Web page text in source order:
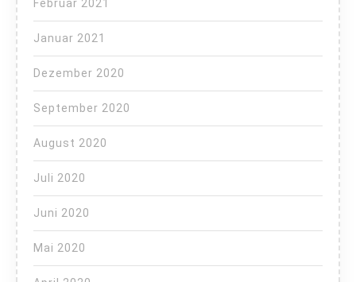
Februar 2021
Januar 2021
Dezember 2020
September 2020
August 2020
Juli 2020
Juni 2020
Mai 2020